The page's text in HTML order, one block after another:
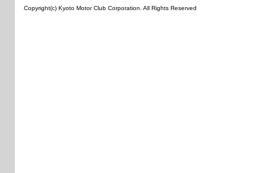
Copyright(c) Kyoto Motor Club Corporation. All Rights Reserved